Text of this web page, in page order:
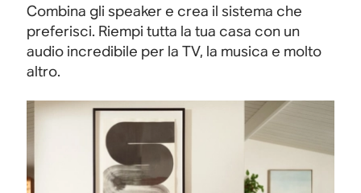
Combina gli speaker e crea il sistema che
preferisci. Riempi tutta la tua casa con un
audio incredibile per la TV, la musica e molto
altro.